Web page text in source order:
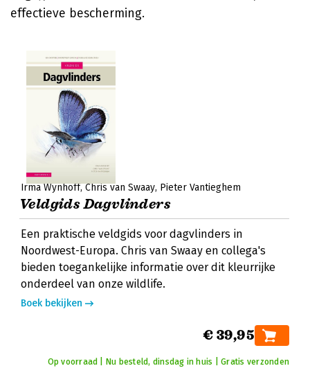
effectieve bescherming.
Irma Wynhoff Chris van Swaay Pieter Vantieghem
Veldgids Dagvlinders
Een praktische veldgids voor dagvlinders in
Noordwest-Europa. Chris van Swaay en collega's
bieden toegankelijke informatie over dit kleurrijke
onderdeel van onze wildlife.
Boek bekijken
€ 39,95
Op voorraad | Nu besteld, dinsdag in huis | Gratis verzonden